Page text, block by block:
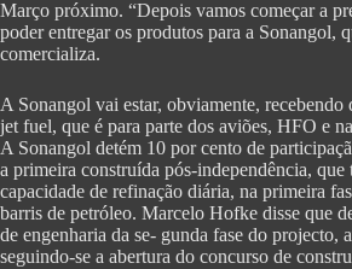
Março próximo. “Depois vamos começar a
poder entregar os produtos para a Sonangol,
comercializa.
A Sonangol vai estar, obviamente, recebendo
jet fuel, que é para parte dos aviões, HFO e
A Sonangol detém 10 por cento de
a primeira construída pós-independência, que
capacidade de refinação diária, na primeira
barris de petróleo. Marcelo Hofke disse que
de engenharia da se- gunda fase do projecto,
seguindo-se a abertura do concurso de